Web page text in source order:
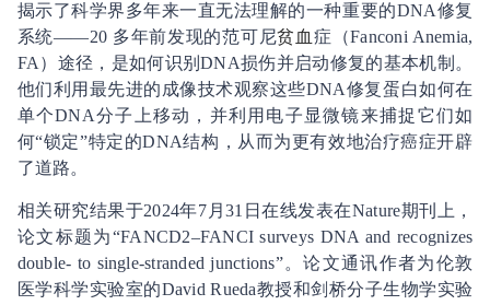
揭示了科学界多年来一直无法理解的一种重要的DNA修复
系统——20 多年前发现的范可尼贫血 症（Fanconi Anemia,
FA）途径，是如何识别DNA损伤并启动修复的基本机制。
他们利用最先进的成像技术观察这些DNA修复蛋白如何在
单个DNA分子上移动，并利用电子显微镜来捕捉它们如
何“锁定”特定的DNA结构，从而为更有效地治疗癌症开辟
了道路。
相关研究结果于2024年7月31日在线发表在Nature期刊上，
论文标题为“FANCD2–FANCI surveys DNA and recognizes
double- to single-stranded junctions”。论文通讯作者为伦敦
医学科学实验室的David Rueda教授和剑桥分子生物学实验